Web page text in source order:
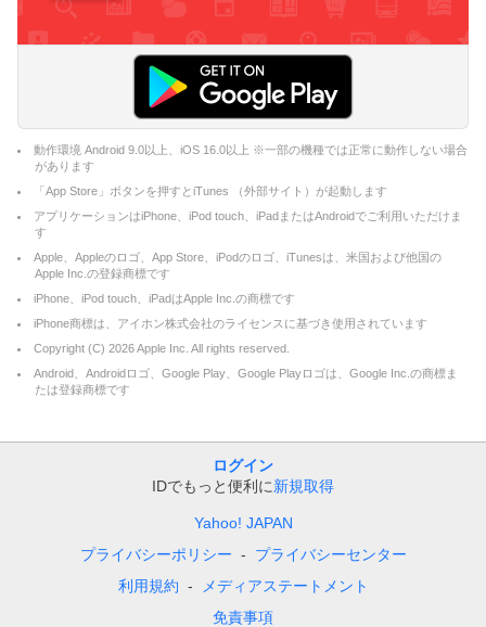
動作環境 Android 9.0以上、iOS 16.0以上 ※一部の機種では正常に動作しない場合
があります
「App Store」ボタンを押すとiTunes （外部サイト）が起動します
アプリケーションはiPhone、iPod touch、iPadまたはAndroidでご利用いただけま
す
Apple、Appleのロゴ、App Store、iPodのロゴ、iTunesは、米国および他国の
Apple Inc.の登録商標です
iPhone、iPod touch、iPadはApple Inc.の商標です
iPhone商標は、アイホン株式会社のライセンスに基づき使用されています
Copyright (C) 2026Apple Inc. All rights reserved.
Android、Androidロゴ、Google Play、Google Playロゴは、Google Inc.の商標ま
たは登録商標です
ログイン
IDでもっと便利に新規取得
Yahoo! JAPAN
プライバシーポリシー
プライバシーセンター
利用規約
メディアステートメント
免責事項